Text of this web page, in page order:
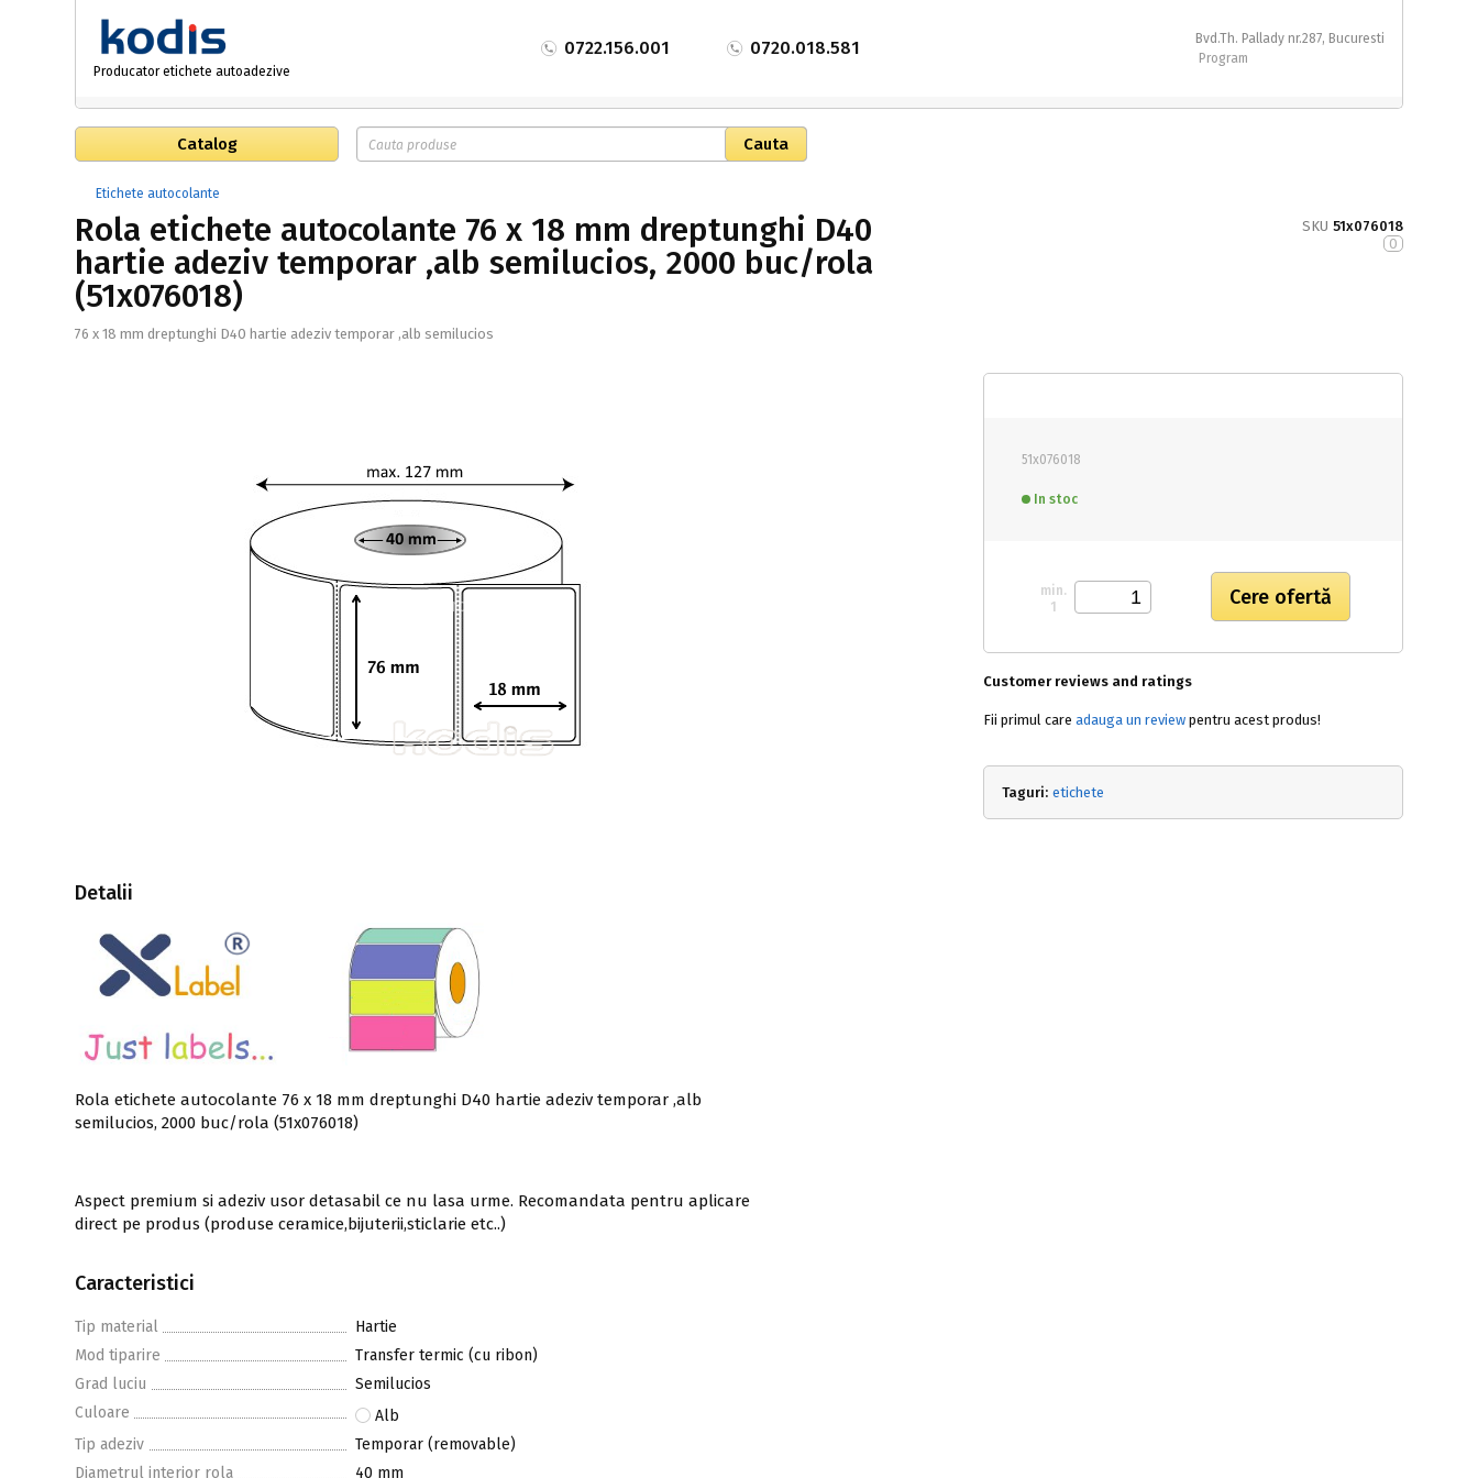
Producator etichete autoadezive
0722.156.001 0720.018.581
Bvd.Th. Pallady nr.287, Bucuresti
Program
Catalog
Etichete autocolante
Rola etichete autocolante 76 x 18 mm dreptunghi D40
hartie adeziv temporar ,alb semilucios, 2000 buc/rola
(51x076018)
76 x 18 mm dreptunghi D40 hartie adeziv temporar ,alb semilucios
SKU 51x076018
0
Detalii
Rola etichete autocolante 76 x 18 mm dreptunghi D40 hartie adeziv temporar ,alb
semilucios, 2000 buc/rola (51x076018)
Aspect premium si adeziv usor detasabil ce nu lasa urme. Recomandata pentru aplicare
direct pe produs (produse ceramice,bijuterii,sticlarie etc..)
Caracteristici
Tip material
Hartie
Mod tiparire
Transfer termic (cu ribon)
Grad luciu
Semilucios
Culoare
Alb
Tip adeziv
Temporar (removable)
Diametrul interior rola
40 mm
51x076018
In stoc
min.
1
Customer reviews and ratings
Fii primul care adauga un review pentru acest produs!
Taguri: etichete